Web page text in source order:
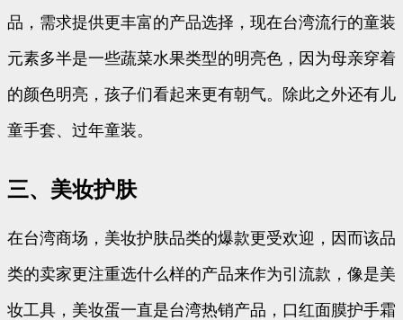
品，需求提供更丰富的产品选择，现在台湾流行的童装
元素多半是一些蔬菜水果类型的明亮色，因为母亲穿着
的颜色明亮，孩子们看起来更有朝气。除此之外还有儿
童手套、过年童装。
三、美妆护肤
在台湾商场，美妆护肤品类的爆款更受欢迎，因而该品
类的卖家更注重选什么样的产品来作为引流款，像是美
妆工具，美妆蛋一直是台湾热销产品，口红面膜护手霜